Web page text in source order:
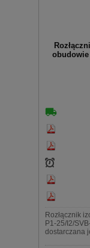
obudowie
Rozłącznik
P1-25/I2/
dostarczana